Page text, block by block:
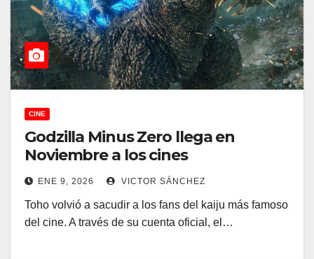
CINE
Godzilla Minus Zero llega en
Noviembre a los cines
ENE 9, 2026 VICTOR SÁNCHEZ
Toho volvió a sacudir a los fans del kaiju más famoso
del cine. A través de su cuenta oficial, el…